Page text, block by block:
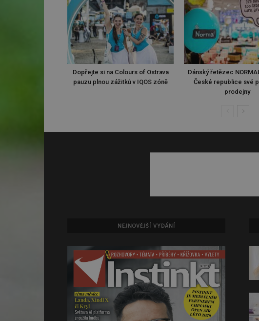
Dopřejte si na Colours of Ostrava
pauzu plnou zážitků v IQOS zóně
Dánský řetězec
České republice své
prodejny
NEJNOVĚJŠÍ VYDÁNÍ